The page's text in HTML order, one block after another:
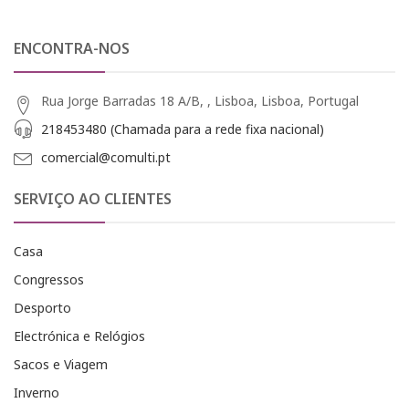
ENCONTRA-NOS
Rua Jorge Barradas 18 A/B, , Lisboa, Lisboa, Portugal
218453480 (Chamada para a rede fixa nacional)
comercial@comulti.pt
SERVIÇO AO CLIENTES
Casa
Congressos
Desporto
Electrónica e Relógios
Sacos e Viagem
Inverno